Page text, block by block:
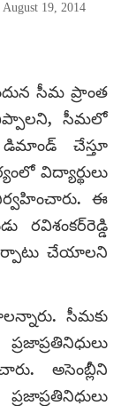
August 19, 2014
సీమ ప్రాంత
సీమలో
చేస్తూ
విద్యార్థులు
ఈ
రవిశంకర్‌రెడ్డి
చేయాలని
సీమకు
అసెంబ్లీని